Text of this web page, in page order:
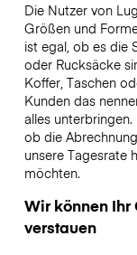
Die Nutzer von
Größen und
ist egal, ob es die
oder Rucksäcke
Koffer, Taschen
Kunden das
alles
ob die
unsere Tagesrate
möchten.
Wir können Ihr
verstauen